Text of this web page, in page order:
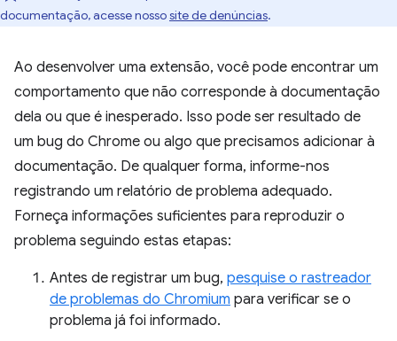
documentação, acesse nossosite de denúncias.
Ao desenvolver uma extensão, você pode encontrar um
comportamento que não corresponde à documentação
dela ou que é inesperado. Isso pode ser resultado de
um bug do Chrome ou algo que precisamos adicionar à
documentação. De qualquer forma, informe-nos
registrando um relatório de problema adequado.
Forneça informações suficientes para reproduzir o
problema seguindo estas etapas:
Antes de registrar um bug, pesquise o rastreador
de problemas do Chromium para verificar se o
problema já foi informado.